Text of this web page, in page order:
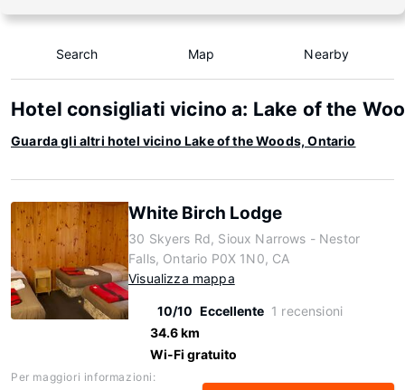
Search Map Nearby
Hotel consigliati vicino a: Lake of the
Guarda gli altri hotel vicino Lake of the Woods, Ontario
White Birch Lodge
30 Skyers Rd, Sioux Narrows - Nestor
Falls, Ontario P0X 1N0, CA
Visualizza mappa
10/10 Eccellente 1 recensioni
34.6 km
Wi-Fi gratuito
Per maggiori informazioni: